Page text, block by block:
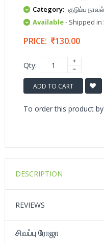
Category: குடும்ப
Available- Shipped
PRICE: 130.00
Qty:
ADD TO CART
To order this product
DESCRIPTION
REVIEWS
சிவப்பு ரோஜா